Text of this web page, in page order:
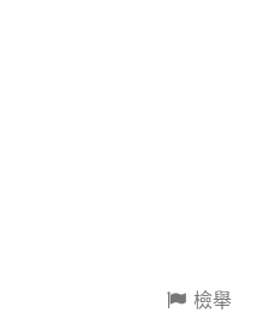
檢舉